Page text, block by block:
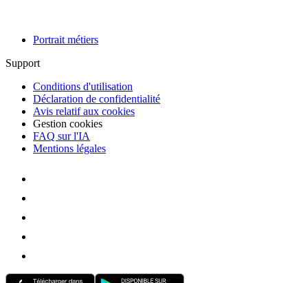
Portrait métiers
Support
Conditions d'utilisation
Déclaration de confidentialité
Avis relatif aux cookies
Gestion cookies
FAQ sur l'IA
Mentions légales